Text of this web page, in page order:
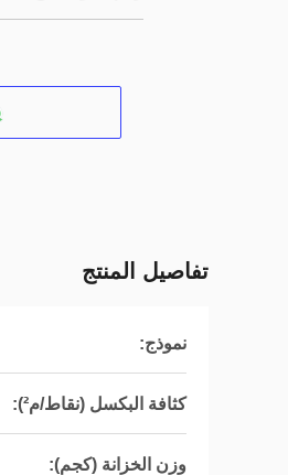
تفاصيل المنتج
نموذج:
كثافة البكسل (نقاط/م²):
وزن الخزانة (كجم):